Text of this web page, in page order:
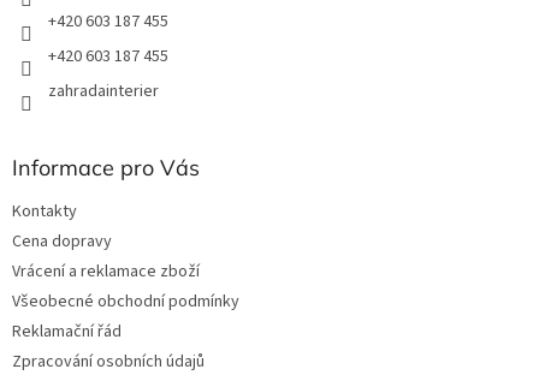
+420 603 187 455
+420 603 187 455
zahradainterier
Informace pro Vás
Kontakty
Cena dopravy
Vrácení a reklamace zboží
Všeobecné obchodní podmínky
Reklamační řád
Zpracování osobních údajů